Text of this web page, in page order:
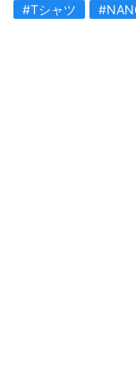
#Tシャツ